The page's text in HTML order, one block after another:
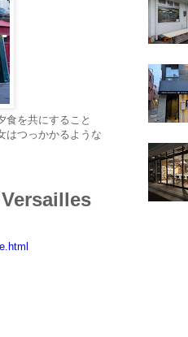
食を共にすること
はつっかかるような